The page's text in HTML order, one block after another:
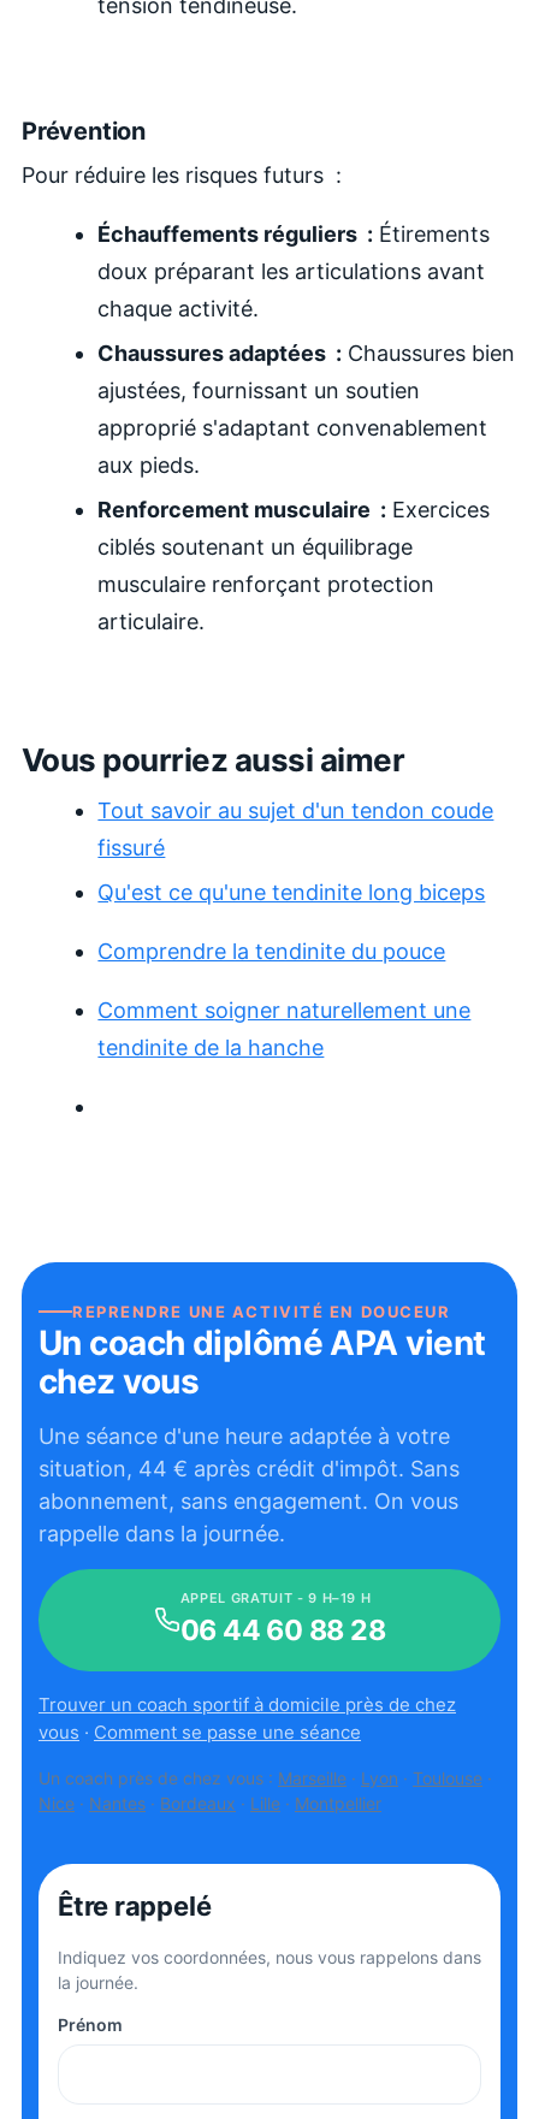
Prévention
Pour réduire les risques futurs :
Échauffements réguliers : Étirements
doux préparant les articulations avant
chaque activité.
Chaussures adaptées : Chaussures bien
ajustées, fournissant un soutien
approprié s'adaptant convenablement
aux pieds.
Renforcement musculaire : Exercices
ciblés soutenant un équilibrage
musculaire renforçant protection
articulaire.
Vous pourriez aussi aimer
Tout savoir au sujet d'un tendon coude
fissuré
Qu'est ce qu'une tendinite long biceps
Comprendre la tendinite du pouce
Comment soigner naturellement une
tendinite de la hanche
REPRENDRE UNE ACTIVITÉ EN DOUCEUR
Un coach diplômé APA vient
chez vous
Une séance d'une heure adaptée à votre
situation, 44 € après crédit d'impôt. Sans
abonnement, sans engagement. On vous
rappelle dans la journée.
APPEL GRATUIT - 9 H–19 H
06 44 60 88 28
Trouver un coach sportif à domicile près de chez
vous · Comment se passe une séance
Un coach près de chez vous : Marseille · Lyon · Toulouse ·
Nice · Nantes · Bordeaux · Lille · Montpellier
Être rappelé
Indiquez vos coordonnées, nous vous rappelons dans
la journée.
Prénom